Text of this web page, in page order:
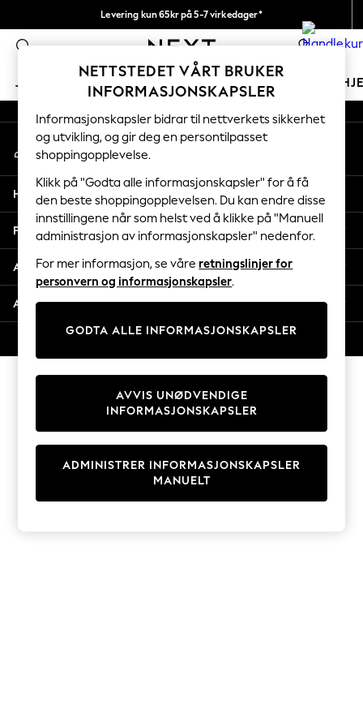
Levering kun 65kr på 5-7 virkedager*
Vi betaler alle tollavgifter 0
JENTER GUTTER BABY KVINNER
GIRLS
New In
50 - 92cm (0 - 24 months)
98 - 110cm (3 - 5 years)
116 - 134cm (6 - 9 years)
140 - 174cm (10 - 15+ years)
Trending: Top & Short Sets
Trending: Clogs
Toy Story
THE SET
Coats & Jackets
Sweatshirts & Hoodies
Knitwear
Cardigans
Dresses
Sets & Outfits
T-Shirts
An error occurred on client
Våre sosiale nettverk
Min konto
Logg inn på kontoen din
Hjelp
Personvern & Juridisk
Avdelinger
Andre tjenester
NETTSTEDET VÅRT BRUKER
INFORMASJONSKAPSLER
Informasjonskapsler bidrar til nettverkets sikkerhet
og utvikling, og gir deg en persontilpasset
shoppingopplevelse.
Klikk på "Godta alle informasjonskapsler" for å få
den beste shoppingopplevelsen. Du kan endre disse
innstillingene når som helst ved å klikke på "Manuell
administrasjon av informasjonskapsler" nedenfor.
For mer informasjon, se våre retningslinjer for
personvern og informasjonskapsler.
GODTA ALLE INFORMASJONSKAPSLER
ADMINISTRER INFORMASJONSKAPSLER
MANUELT
AVVIS UNØDVENDIGE
INFORMASJONSKAPSLER